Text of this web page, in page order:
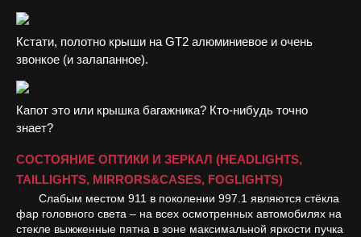
Кстати, полотно крыши на GT2 алюминиевое и очень
звонкое (и залапанное).
Капот это или крышка багажника? Кто-нибудь точно
знает?
СОСТОЯНИЕ ОПТИКИ И ЗЕРКАЛ (HEADLIGHTS,
TAILLIGHTS, MIRRORS&CASES, FOGLIGHTS)
Слабым местом 911 в поколении 997.1 являются стёкла
фар головного света – на всех осмотренных автомобилях на
стекле выжженные пятна в зоне максимальной яркости пучка